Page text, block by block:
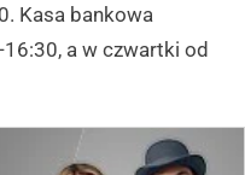
Kasa bankowa
a w czwartki od